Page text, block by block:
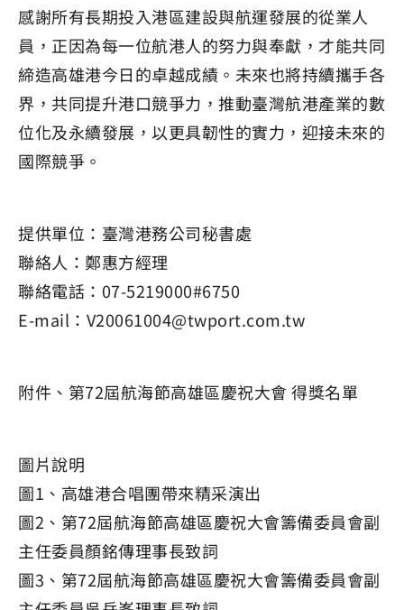
感謝所有長期投入港區建設與航運發展的從業人
員，正因為每一位航港人的努力與奉獻，才能共同
締造高雄港今日的卓越成績。未來也將持續攜手各
界，共同提升港口競爭力，推動臺灣航港產業的數
位化及永續發展，以更具韌性的實力，迎接未來的
國際競爭。
提供單位：臺灣港務公司秘書處
聯絡人：鄭惠方經理
聯絡電話：07-5219000#6750
E-mail：V20061004@twport.com.tw
附件、第72屆航海節高雄區慶祝大會 得獎名單
圖片說明
圖1、高雄港合唱團帶來精采演出
圖2、第72屆航海節高雄區慶祝大會籌備委員會副
主任委員顏銘傳理事長致詞
圖3、第72屆航海節高雄區慶祝大會籌備委員會副